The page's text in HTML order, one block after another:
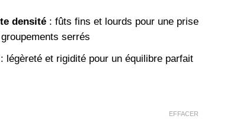
densité: fûts fins et lourds pour une prise
serrés
légèreté et rigidité pour un équilibre parfait
EFFACER